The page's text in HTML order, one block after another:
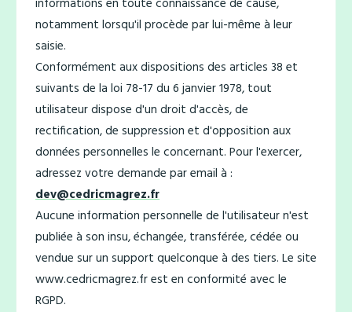
informations en toute connaissance de cause,
notamment lorsqu'il procède par lui-même à leur
saisie.
Conformément aux dispositions des articles 38 et
suivants de la loi 78-17 du 6 janvier 1978, tout
utilisateur dispose d'un droit d'accès, de
rectification, de suppression et d'opposition aux
données personnelles le concernant. Pour l'exercer,
adressez votre demande par email à :
dev@cedricmagrez.fr
Aucune information personnelle de l'utilisateur n'est
publiée à son insu, échangée, transférée, cédée ou
vendue sur un support quelconque à des tiers. Le site
www.cedricmagrez.fr est en conformité avec le
RGPD.